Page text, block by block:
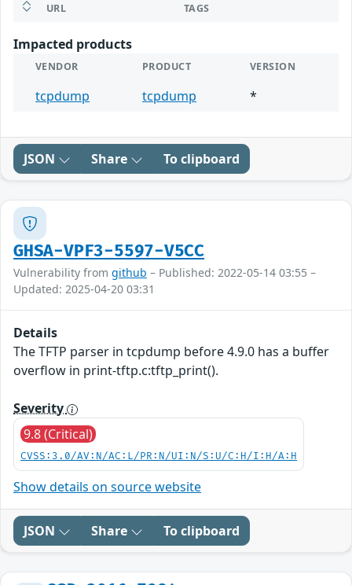
URL TAGS
Impacted products
VENDOR PRODUCT VERSION
tcpdump tcpdump *
JSON Share To clipboard
GHSA-VPF3-5597-V5CC
Vulnerability from github – Published: 2022-05-14 03:55 –
Updated: 2025-04-20 03:31
Details
The TFTP parser in tcpdump before 4.9.0 has a buffer
overflow in print-tftp.c:tftp_print().
Severity
9.8 (Critical)
CVSS:3.0/AV:N/AC:L/PR:N/UI:N/S:U/C:H/I:H/A:H
Show details on source website
JSON Share To clipboard